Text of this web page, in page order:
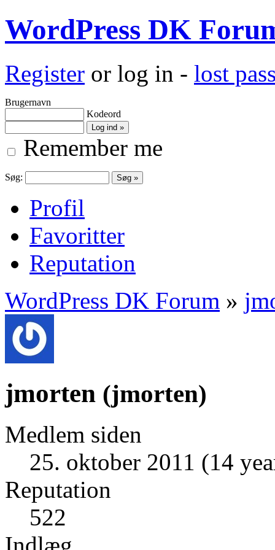
WordPress DK
Register or log in - lost
Brugernavn
Kodeord
Remember me
Søg:
Profil
Favoritter
Reputation
WordPress DK Forum »
jmorten (jmorten)
Medlem siden
25. oktober 2011 (14
Reputation
522
Indlæg